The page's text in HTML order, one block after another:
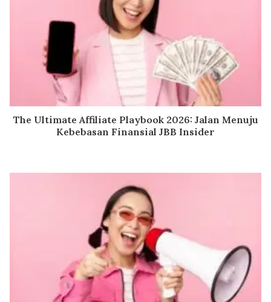
The Ultimate Affiliate Playbook 2026: Jalan Menuju
Kebebasan Finansial JBB Insider